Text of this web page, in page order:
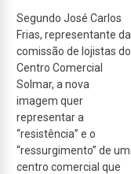
Segundo José Carlos
Frias, representante da
comissão de lojistas do
Centro Comercial
Solmar, a nova
imagem quer
representar a
“resistência” e o
“ressurgimento” de um
centro comercial que